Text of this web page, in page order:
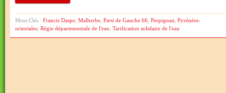
Mots-Clés : Francis Daspe Malherbe Parti de Gauche 66 Perpignan Pyrénées-
orientales Régie départementale de l'eau Tarification solidaire de l'eau